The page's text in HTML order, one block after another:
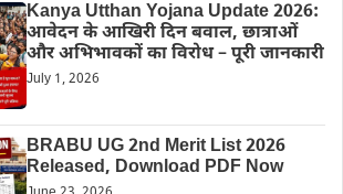
Kanya Utthan Yojana Update 2026:
आवेदन के आखिरी दिन बवाल, छात्राओं
और अभिभावकों का विरोध – पूरी जानकारी
July 1, 2026
BRABU UG 2nd Merit List 2026
Released, Download PDF Now